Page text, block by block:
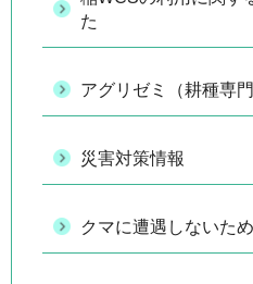
た
アグリゼミ（耕種専
災害対策情報
クマに遭遇しないた